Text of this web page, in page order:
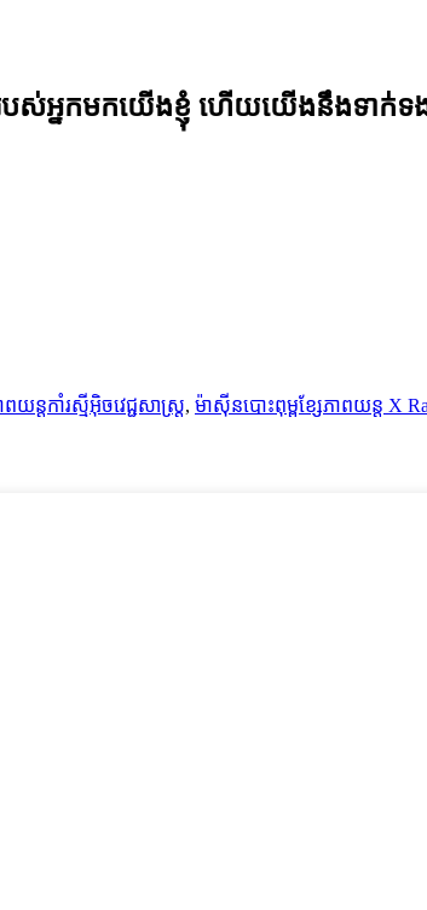
អ្នកមកយើងខ្ញុំ ហើយយើងនឹងទាក់ទ
ពយន្តកាំរស្មីអ៊ិចវេជ្ជសាស្ត្រ, ម៉ាស៊ីនបោះពុម្ពខ្សែភាពយន្ត X